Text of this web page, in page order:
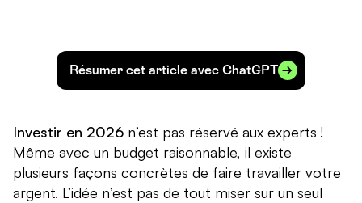
Résumer cet article avec ChatGPT
Investir en 2026 n’est pas réservé aux experts !
Même avec un budget raisonnable, il existe
plusieurs façons concrètes de faire travailler votre
argent. L’idée n’est pas de tout miser sur un seul